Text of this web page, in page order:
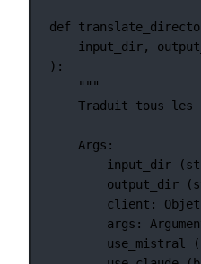
def
input_dir,
):
"""
Traduit tous les
Args:
input_dir
output_dir
client:
args: